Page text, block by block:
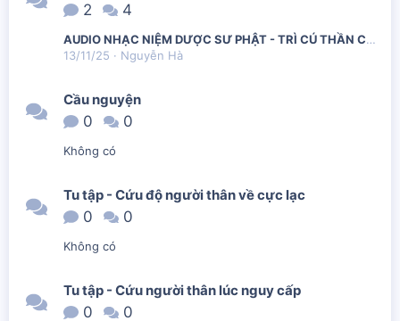
2 4
AUDIO NHẠC NIỆM DƯỢC SƯ PHẬT - TRÌ CÚ THẦN CHÚ BẢN THẦY SƠN TỤNG
13/11/25
Nguyễn Hà
Cầu nguyện
0 0
Không có
Tu tập - Cứu độ người thân về cực lạc
0 0
Không có
Tu tập - Cứu người thân lúc nguy cấp
0 0